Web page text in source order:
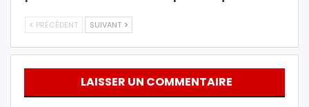
PRÉCÉDENT SUIVANT
LAISSER UN COMMENTAIRE